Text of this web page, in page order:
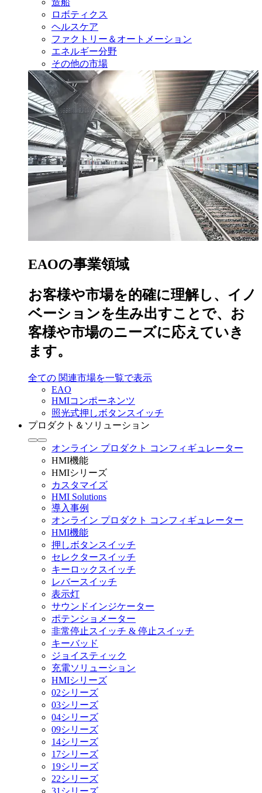
造船
ロボティクス
ヘルスケア
ファクトリー＆オートメーション
エネルギー分野
その他の市場
EAOの事業領域
お客様や市場を的確に理解し、イノ
ベーションを生み出すことで、お
客様や市場のニーズに応えていき
ます。
全ての 関連市場を一覧で表示
EAO
HMIコンポーネンツ
照光式押しボタンスイッチ
プロダクト＆ソリューション
オンライン プロダクト コンフィギュレーター
HMI機能
HMIシリーズ
カスタマイズ
HMI Solutions
導入事例
オンライン プロダクト コンフィギュレーター
HMI機能
押しボタンスイッチ
セレクタースイッチ
キーロックスイッチ
レバースイッチ
表示灯
サウンドインジケーター
ポテンショメーター
非常停止スイッチ & 停止スイッチ
キーバッド
ジョイスティック
充電ソリューション
HMIシリーズ
02シリーズ
03シリーズ
04シリーズ
09シリーズ
14シリーズ
17シリーズ
19シリーズ
22シリーズ
31シリーズ